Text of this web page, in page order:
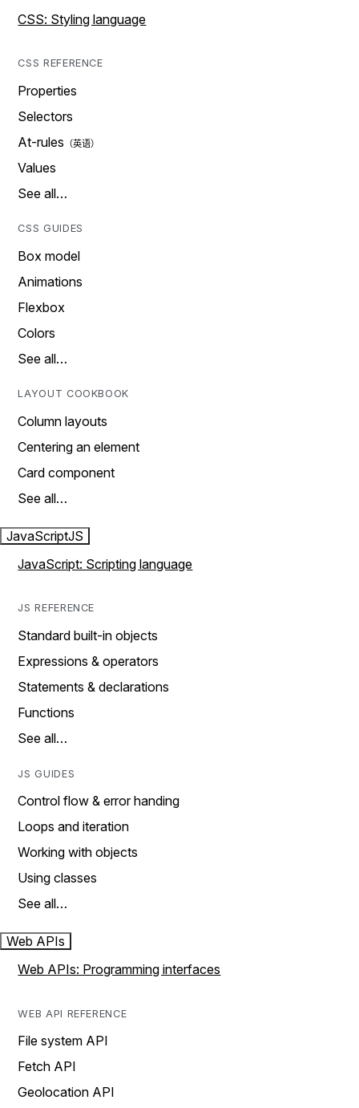
CSS: Styling language
CSS REFERENCE
Properties
Selectors
At-rules
Values
See all…
CSS GUIDES
Box model
Animations
Flexbox
Colors
See all…
LAYOUT COOKBOOK
Column layouts
Centering an element
Card component
See all…
JavaScriptJS
JavaScript: Scripting language
JS REFERENCE
Standard built-in objects
Expressions & operators
Statements & declarations
Functions
See all…
JS GUIDES
Control flow & error handing
Loops and iteration
Working with objects
Using classes
See all…
Web APIs
Web APIs: Programming interfaces
WEB API REFERENCE
File system API
Fetch API
Geolocation API